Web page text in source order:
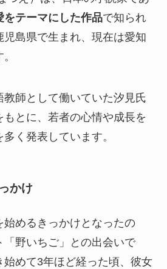
をテーマにした作品で知られ
児島県で生まれ、現在は愛知
教師として働いていた汐見氏
とに、若者の心情や成長を
く発表しています。
かけ
めるきっかけとなったの
「野いちご」との出会いで
めて3年ほど経った頃、彼女